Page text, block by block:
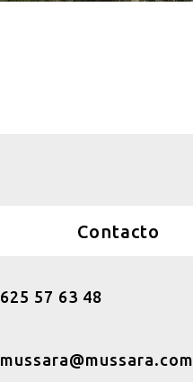
Contacto
625 57 63 48
mussara@mussara.com